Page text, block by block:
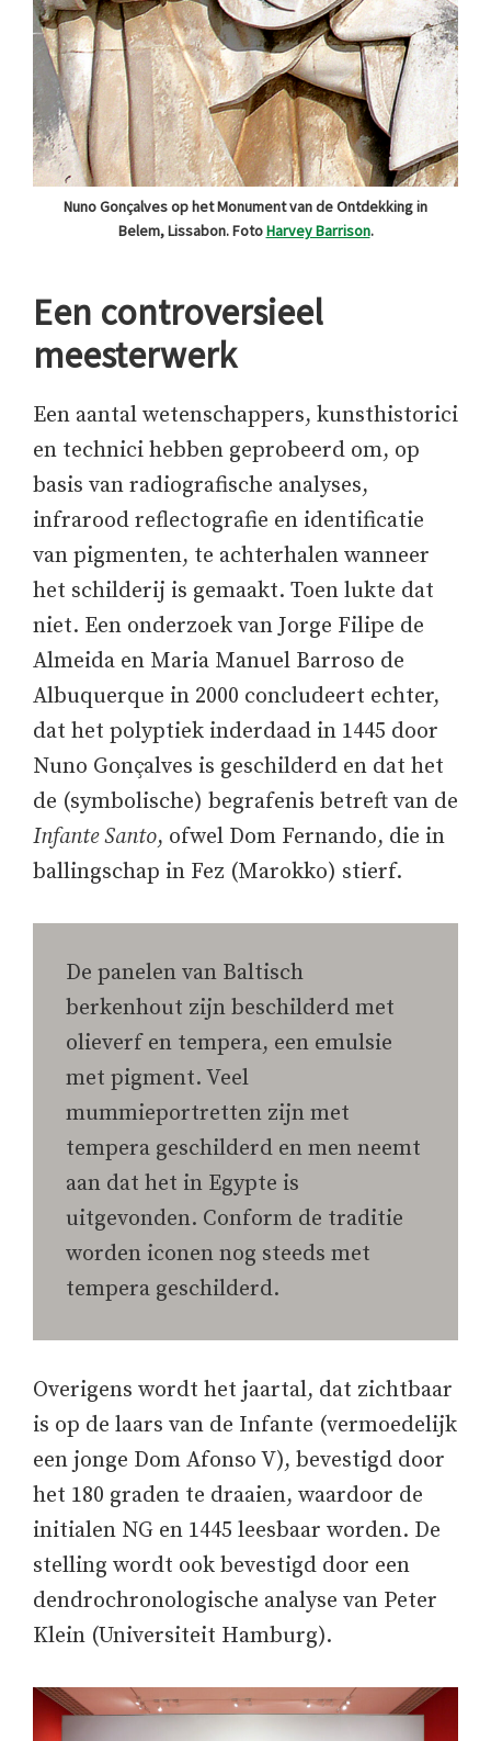
Nuno Gonçalves op het Monument van de Ontdekking in
Belem, Lissabon. FotoHarvey Barrison.
Een controversieel
meesterwerk
Een aantal wetenschappers, kunsthistorici
en technici hebben geprobeerd om, op
basis van radiografische analyses,
infrarood reflectografie en identificatie
van pigmenten, te achterhalen wanneer
het schilderij is gemaakt. Toen lukte dat
niet. Een onderzoek van Jorge Filipe de
Almeida en Maria Manuel Barroso de
Albuquerque in 2000 concludeert echter,
dat het polyptiek inderdaad in 1445 door
Nuno Gonçalves is geschilderd en dat het
de (symbolische) begrafenis betreft van de
Infante Santo, ofwel Dom Fernando, die in
ballingschap in Fez (Marokko) stierf.
De panelen van Baltisch
berkenhout zijn beschilderd met
olieverf en tempera, een emulsie
met pigment. Veel
mummieportretten zijn met
tempera geschilderd en men neemt
aan dat het in Egypte is
uitgevonden. Conform de traditie
worden iconen nog steeds met
tempera geschilderd.
Overigens wordt het jaartal, dat zichtbaar
is op de laars van de Infante (vermoedelijk
een jonge Dom Afonso V), bevestigd door
het 180 graden te draaien, waardoor de
initialen NG en 1445 leesbaar worden. De
stelling wordt ook bevestigd door een
dendrochronologische analyse van Peter
Klein (Universiteit Hamburg).